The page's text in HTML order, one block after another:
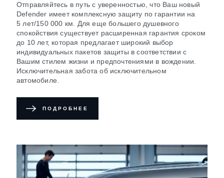
Отправляйтесь в путь с уверенностью, что Ваш новый
Defender имеет комплексную защиту по гарантии на
5 лет/150 000 км. Для еще большего душевного
спокойствия существует расширенная гарантия сроком
до 10 лет, которая предлагает широкий выбор
индивидуальных пакетов защиты в соответствии с
Вашим стилем жизни и предпочтениями в вождении.
Исключительная забота об исключительном
автомобиле.
ПОДРОБНЕЕ